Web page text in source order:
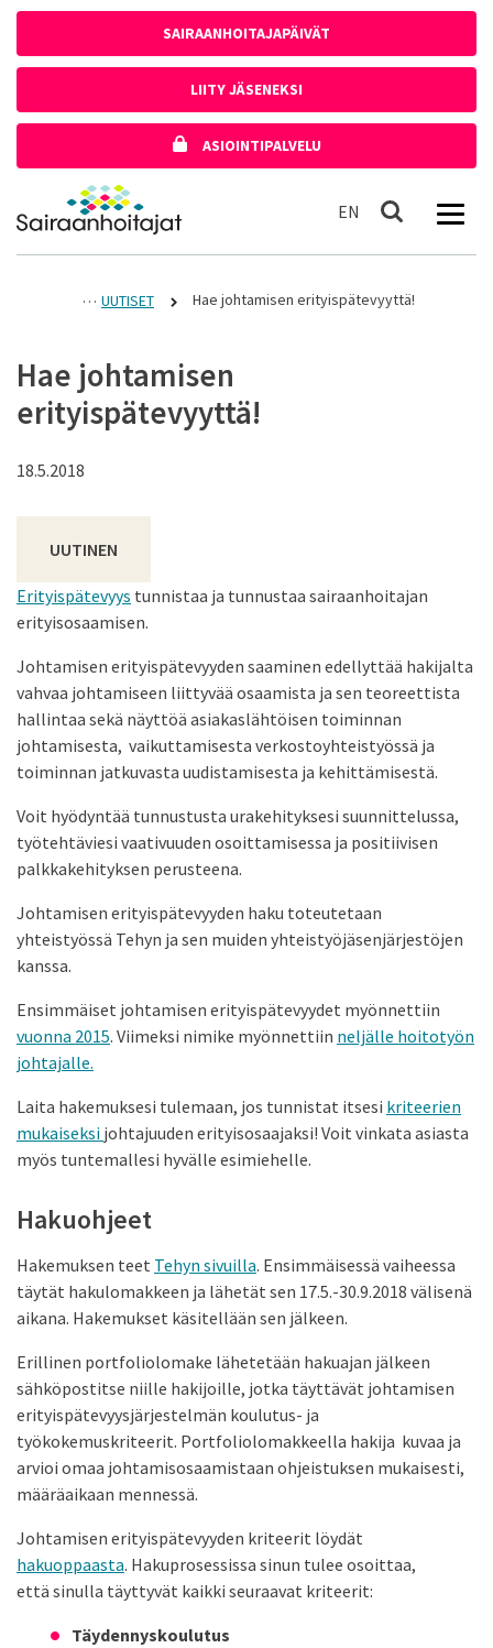
SAIRAANHOITAJAPÄIVÄT
LIITY JÄSENEKSI
ASIOINTIPALVELU
Etusivulle
EN In English
Haku
UUTISET Hae johtamisen erityispätevyyttä!
Hae johtamisen
erityispätevyyttä!
18.5.2018
UUTINEN
Erityispätevyys tunnistaa ja tunnustaa sairaanhoitajan
erityisosaamisen.
Johtamisen erityispätevyyden saaminen edellyttää hakijalta
vahvaa johtamiseen liittyvää osaamista ja sen teoreettista
hallintaa sekä näyttöä asiakaslähtöisen toiminnan
johtamisesta, vaikuttamisesta verkostoyhteistyössä ja
toiminnan jatkuvasta uudistamisesta ja kehittämisestä.
Voit hyödyntää tunnustusta urakehityksesi suunnittelussa,
työtehtäviesi vaativuuden osoittamisessa ja positiivisen
palkkakehityksen perusteena.
Johtamisen erityispätevyyden haku toteutetaan
yhteistyössä Tehyn ja sen muiden yhteistyöjäsenjärjestöjen
kanssa.
Ensimmäiset johtamisen erityispätevyydet myönnettiin
vuonna 2015. Viimeksi nimike myönnettiin neljälle hoitotyön
johtajalle.
Laita hakemuksesi tulemaan, jos tunnistat itsesi kriteerien
mukaiseksi johtajuuden erityisosaajaksi! Voit vinkata asiasta
myös tuntemallesi hyvälle esimiehelle.
Hakuohjeet
Hakemuksen teet Tehyn sivuilla. Ensimmäisessä vaiheessa
täytät hakulomakkeen ja lähetät sen 17.5.-30.9.2018 välisenä
aikana. Hakemukset käsitellään sen jälkeen.
Erillinen portfoliolomake lähetetään hakuajan jälkeen
sähköpostitse niille hakijoille, jotka täyttävät johtamisen
erityispätevyysjärjestelmän koulutus- ja
työkokemuskriteerit. Portfoliolomakkeella hakija kuvaa ja
arvioi omaa johtamisosaamistaan ohjeistuksen mukaisesti,
määräaikaan mennessä.
Johtamisen erityispätevyyden kriteerit löydät
hakuoppaasta. Hakuprosessissa sinun tulee osoittaa,
että sinulla täyttyvät kaikki seuraavat kriteerit:
Täydennyskoulutus